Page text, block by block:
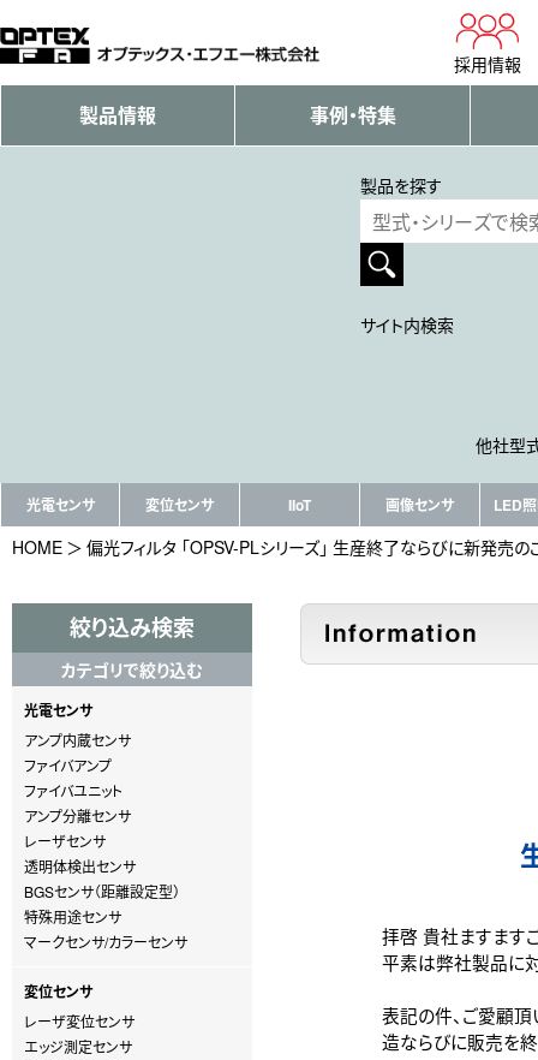
採用情報
製品情報 事例・特集
製品を探す
サイト内検索
他社型
光電センサ 変位センサ IIoT 画像センサ LED照
HOME 偏光フィルタ 「OPSV-PLシリーズ」 生産終了ならびに新発売の
絞り込み検索
カテゴリで絞り込む
光電センサ
アンプ内蔵センサ
ファイバアンプ
ファイバユニット
アンプ分離センサ
レーザセンサ
透明体検出センサ
BGSセンサ（距離設定型）
特殊用途センサ
マークセンサ/カラーセンサ
変位センサ
レーザ変位センサ
エッジ測定センサ
拝啓 貴社ますます
平素は弊社製品に
表記の件、ご愛顧頂
造ならびに販売を